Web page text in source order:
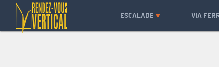
ESCALADE VIA